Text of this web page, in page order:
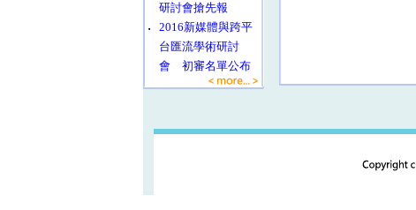
研討會搶先報
‧
2016新媒體與跨平
台匯流學術研討
會 初審名單公布